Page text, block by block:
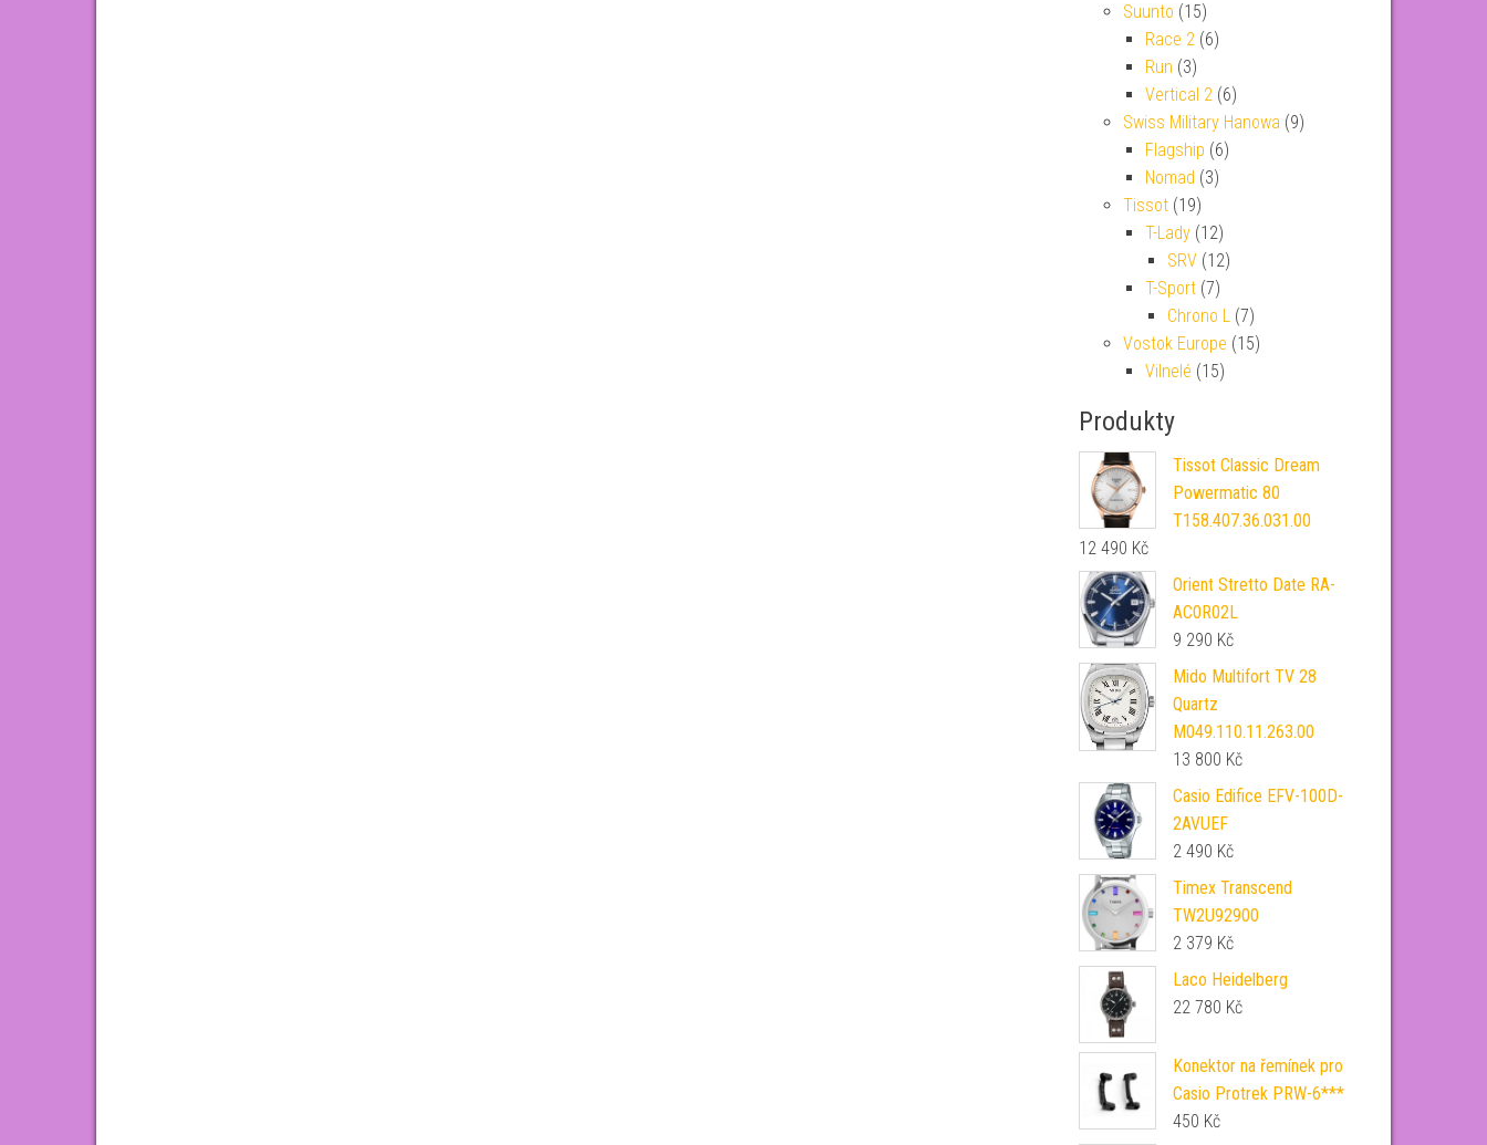
Suunto (15)
Race 2 (6)
Run (3)
Vertical 2 (6)
Swiss Military Hanowa (9)
Flagship (6)
Nomad (3)
Tissot (19)
T-Lady (12)
SRV (12)
T-Sport (7)
Chrono L (7)
Vostok Europe (15)
Vilnelé (15)
Produkty
Tissot Classic Dream
Powermatic 80
T158.407.36.031.00
12 490 Kč
Orient Stretto Date RA-
AC0R02L
9 290 Kč
Mido Multifort TV 28
Quartz
M049.110.11.263.00
13 800 Kč
Casio Edifice EFV-100D-
2AVUEF
2 490 Kč
Timex Transcend
TW2U92900
2 379 Kč
Laco Heidelberg
22 780 Kč
Konektor na řemínek pro
Casio Protrek PRW-6***
450 Kč